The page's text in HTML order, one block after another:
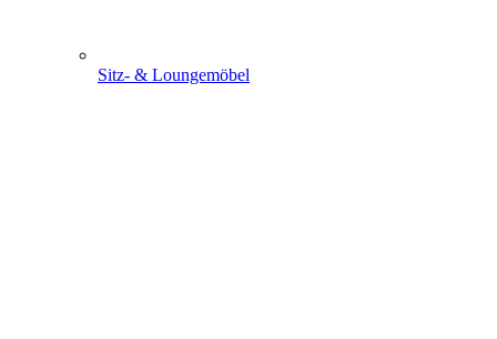
Sitz- & Loungemöbel